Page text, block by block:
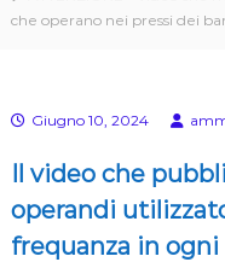
E
p
e
(
G
che operano nei pressi dei
Giugno 10, 2024
Il video che
operandi
frequanza in ogni